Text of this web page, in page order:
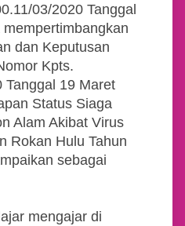
03/2020 Tanggal
dan Keputusan
Kpts.
Tanggal 19 Maret
Status Siaga
Alam Akibat Virus
Rokan Hulu Tahun
sebagai
mengajar di